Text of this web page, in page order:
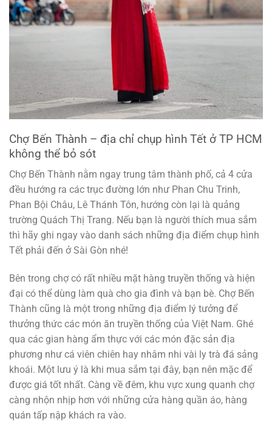
Chợ Bến Thành – địa chỉ chụp hình Tết ở TP HCM
không thể bỏ sót
Chợ Bến Thành nằm ngay trung tâm thành phố, cả 4 cửa
đều hướng ra các trục đường lớn như Phan Chu Trinh,
Phan Bội Châu, Lê Thánh Tôn, hướng còn lại là quảng
trường Quách Thị Trang. Nếu bạn là người thích mua sắm
thì hãy ghi ngay vào danh sách những địa điểm chụp hình
Tết phải đến ở Sài Gòn nhé!
Bên trong chợ có rất nhiều mặt hàng truyền thống và hiện
đại có thể dùng làm quà cho gia đình và bạn bè. Chợ Bến
Thành cũng là một trong những địa điểm lý tưởng để
thưởng thức các món ăn truyền thống của Việt Nam. Ghé
qua các gian hàng ẩm thực với các món đặc sản địa
phương như cá viên chiên hay nhâm nhi vài ly trà đá sảng
khoái. Một lưu ý là khi mua sắm tại đây, bạn nên mặc để
được giá tốt nhất. Càng về đêm, khu vực xung quanh chợ
càng nhộn nhịp hơn với những cửa hàng quần áo, hàng
quán tấp nập khách ra vào.